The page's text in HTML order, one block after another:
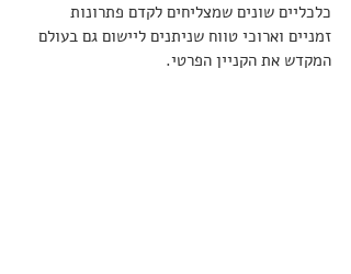
כלכליים שונים שמצליחים לקדם פתרונות
זמניים וארוכי טווח שניתנים ליישום גם בעולם
המקדש את הקניין הפרטי.